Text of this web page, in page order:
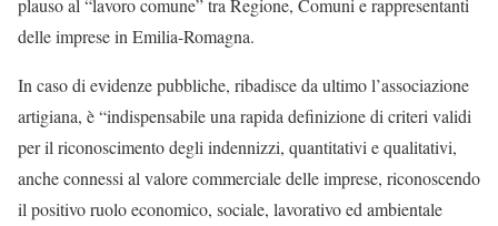
plauso al “lavoro comune” tra Regione, Comuni e rappresentanti
delle imprese in Emilia-Romagna.
In caso di evidenze pubbliche, ribadisce da ultimo l’associazione
artigiana, è “indispensabile una rapida definizione di criteri validi
per il riconoscimento degli indennizzi, quantitativi e qualitativi,
anche connessi al valore commerciale delle imprese, riconoscendo
il positivo ruolo economico, sociale, lavorativo ed ambientale